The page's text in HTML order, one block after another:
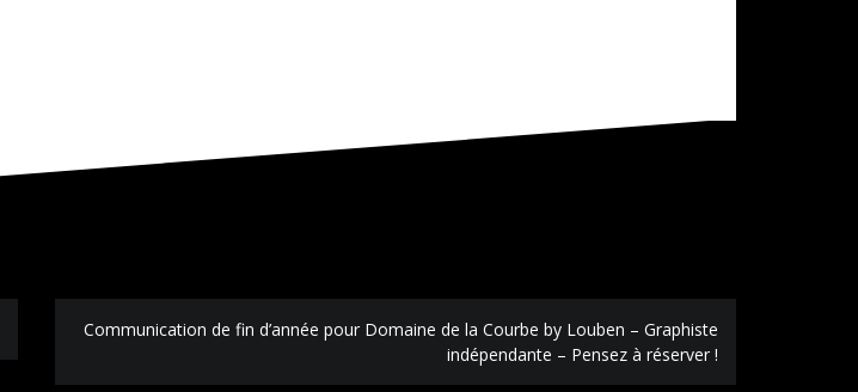
Communication de fin d’année pour Domaine de la Courbe by Louben – Graphiste
indépendante – Pensez à réserver !